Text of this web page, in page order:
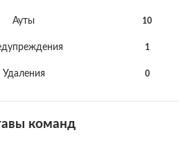
Ауты 10
1
Удаления 0
команд